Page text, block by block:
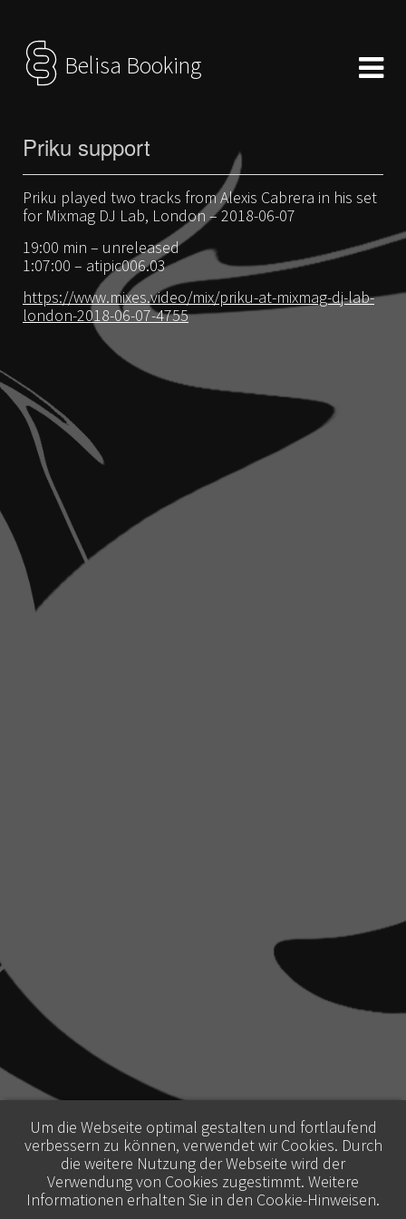
Belisa Booking
Priku support
Priku played two tracks from Alexis Cabrera in his set
for Mixmag DJ Lab, London – 2018-06-07
19:00 min – unreleased
1:07:00 – atipic006.03
https://www.mixes.video/mix/priku-at-mixmag-dj-lab-
london-2018-06-07-4755
Um die Webseite optimal gestalten und fortlaufend
verbessern zu können, verwendet wir Cookies. Durch
die weitere Nutzung der Webseite wird der
Verwendung von Cookies zugestimmt. Weitere
Informationen erhalten Sie in den Cookie-Hinweisen.